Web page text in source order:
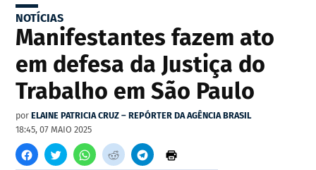
NOTÍCIAS
Manifestantes fazem ato
em defesa da Justiça do
Trabalho em São Paulo
por ELAINE PATRICIA CRUZ – REPÓRTER DA AGÊNCIA BRASIL
18:45, 07 MAIO 2025